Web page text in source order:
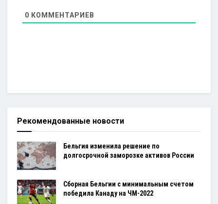
0 КОММЕНТАРИЕВ
Рекомендованные новости
Бельгия изменила решение по
долгосрочной заморозке активов России
Сборная Бельгии с минимальным счетом
победила Канаду на ЧМ-2022